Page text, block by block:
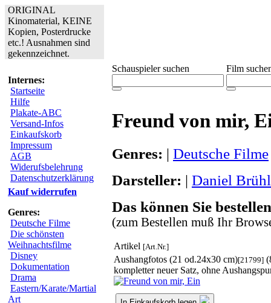
ORIGINAL
Kinomaterial, KEINE
Kopien, Posterdrucke
etc.! Ausnahmen sind
gekennzeichnet.
Internes:
Startseite
Hilfe
Plakate-ABC
Versand-Infos
Einkaufskorb
Impressum
AGB
Widerufsbelehrung
Datenschutzerklärung
Kauf widerrufen
Genres:
Deutsche Filme
Die schönsten
Weihnachtsfilme
Disney
Dokumentation
Drama
Eastern/Karate/Martial
Art
Schauspieler suchen Film
Freund von mir,
Genres: | Deutsche Filme
Darsteller: | Daniel Brühl
Das können Sie
(zum Bestellen muß Ihr
Artikel [Art.Nr.]
Aushangfotos (21 od.24x30 cm)[21799]
kompletter neuer Satz, ohne